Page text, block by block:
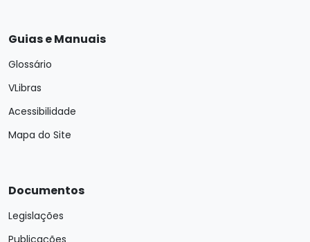
Guias e Manuais
Glossário
VLibras
Acessibilidade
Mapa do Site
Documentos
Legislações